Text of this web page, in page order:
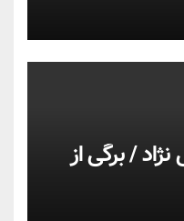
/ برگی از